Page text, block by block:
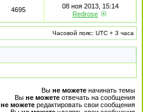
4695
08 ноя 2013, 15:14
Redrose
Часовой пояс: UTC + 3 часа
Вы не можете начинать темы
Вы не можете отвечать на сообщения
не можете редактировать свои сообщения